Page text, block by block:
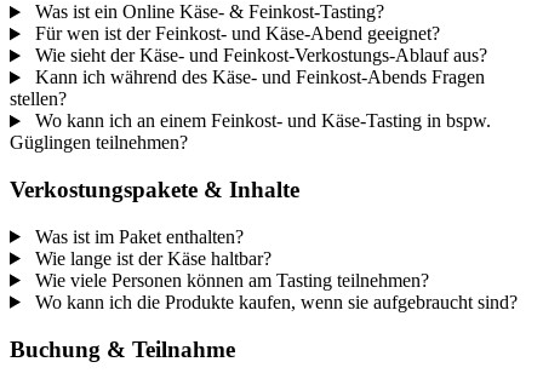
Was ist ein Online Käse- & Feinkost-Tasting?
Für wen ist der Feinkost- und Käse-Abend geeignet?
Wie sieht der Käse- und Feinkost-Verkostungs-Ablauf aus?
Kann ich während des Käse- und Feinkost-Abends Fragen
stellen?
Wo kann ich an einem Feinkost- und Käse-Tasting in bspw.
Güglingen teilnehmen?
Verkostungspakete & Inhalte
Was ist im Paket enthalten?
Wie lange ist der Käse haltbar?
Wie viele Personen können am Tasting teilnehmen?
Wo kann ich die Produkte kaufen, wenn sie aufgebraucht sind?
Buchung & Teilnahme